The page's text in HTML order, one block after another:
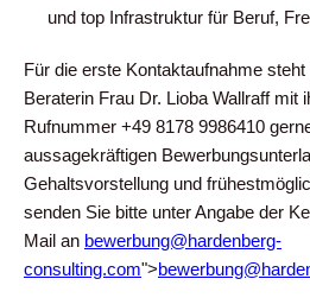
und top Infrastruktur für Beruf,
Für die erste Kontaktaufnahme
Beraterin Frau Dr. Lioba Wallraff mit
Rufnummer +49 8178 9986410
aussagekräftigen
Gehaltsvorstellung und
senden Sie bitte unter Angabe der
Mail an bewerbung@hardenberg-
consulting.com">